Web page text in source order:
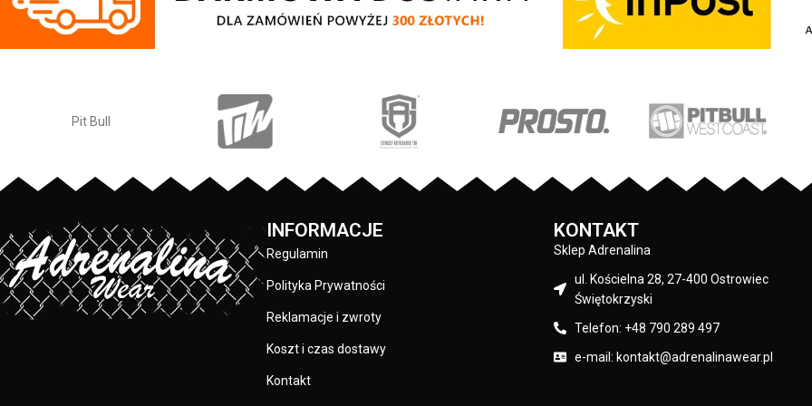
nadruk na plecach oraz mniejszy na
klatce piersiowej - wszystkie nadruki
poliester
PRODUCENT:
KOLOR: Czarny
z logo marki Pit Bull - duży nadruk na
plecach oraz mniejszy na klatce
piersiowej - wszystkie nadruki wykonane
materiału: 80% bawełna / 20% poliester
PRODUCENT:
KOLOR: Czarny
INFORMACJE
Regulamin
Polityka Prywatności
Reklamacje i zwroty
Koszt i czas dostawy
Kontakt
KONTAKT
Sklep Adrenalina
ul. Kościelna 28, 27-400 Ostrowiec
Świętokrzyski
Telefon: +48 790 289 497
e-mail: kontakt@adrenalinawear.pl